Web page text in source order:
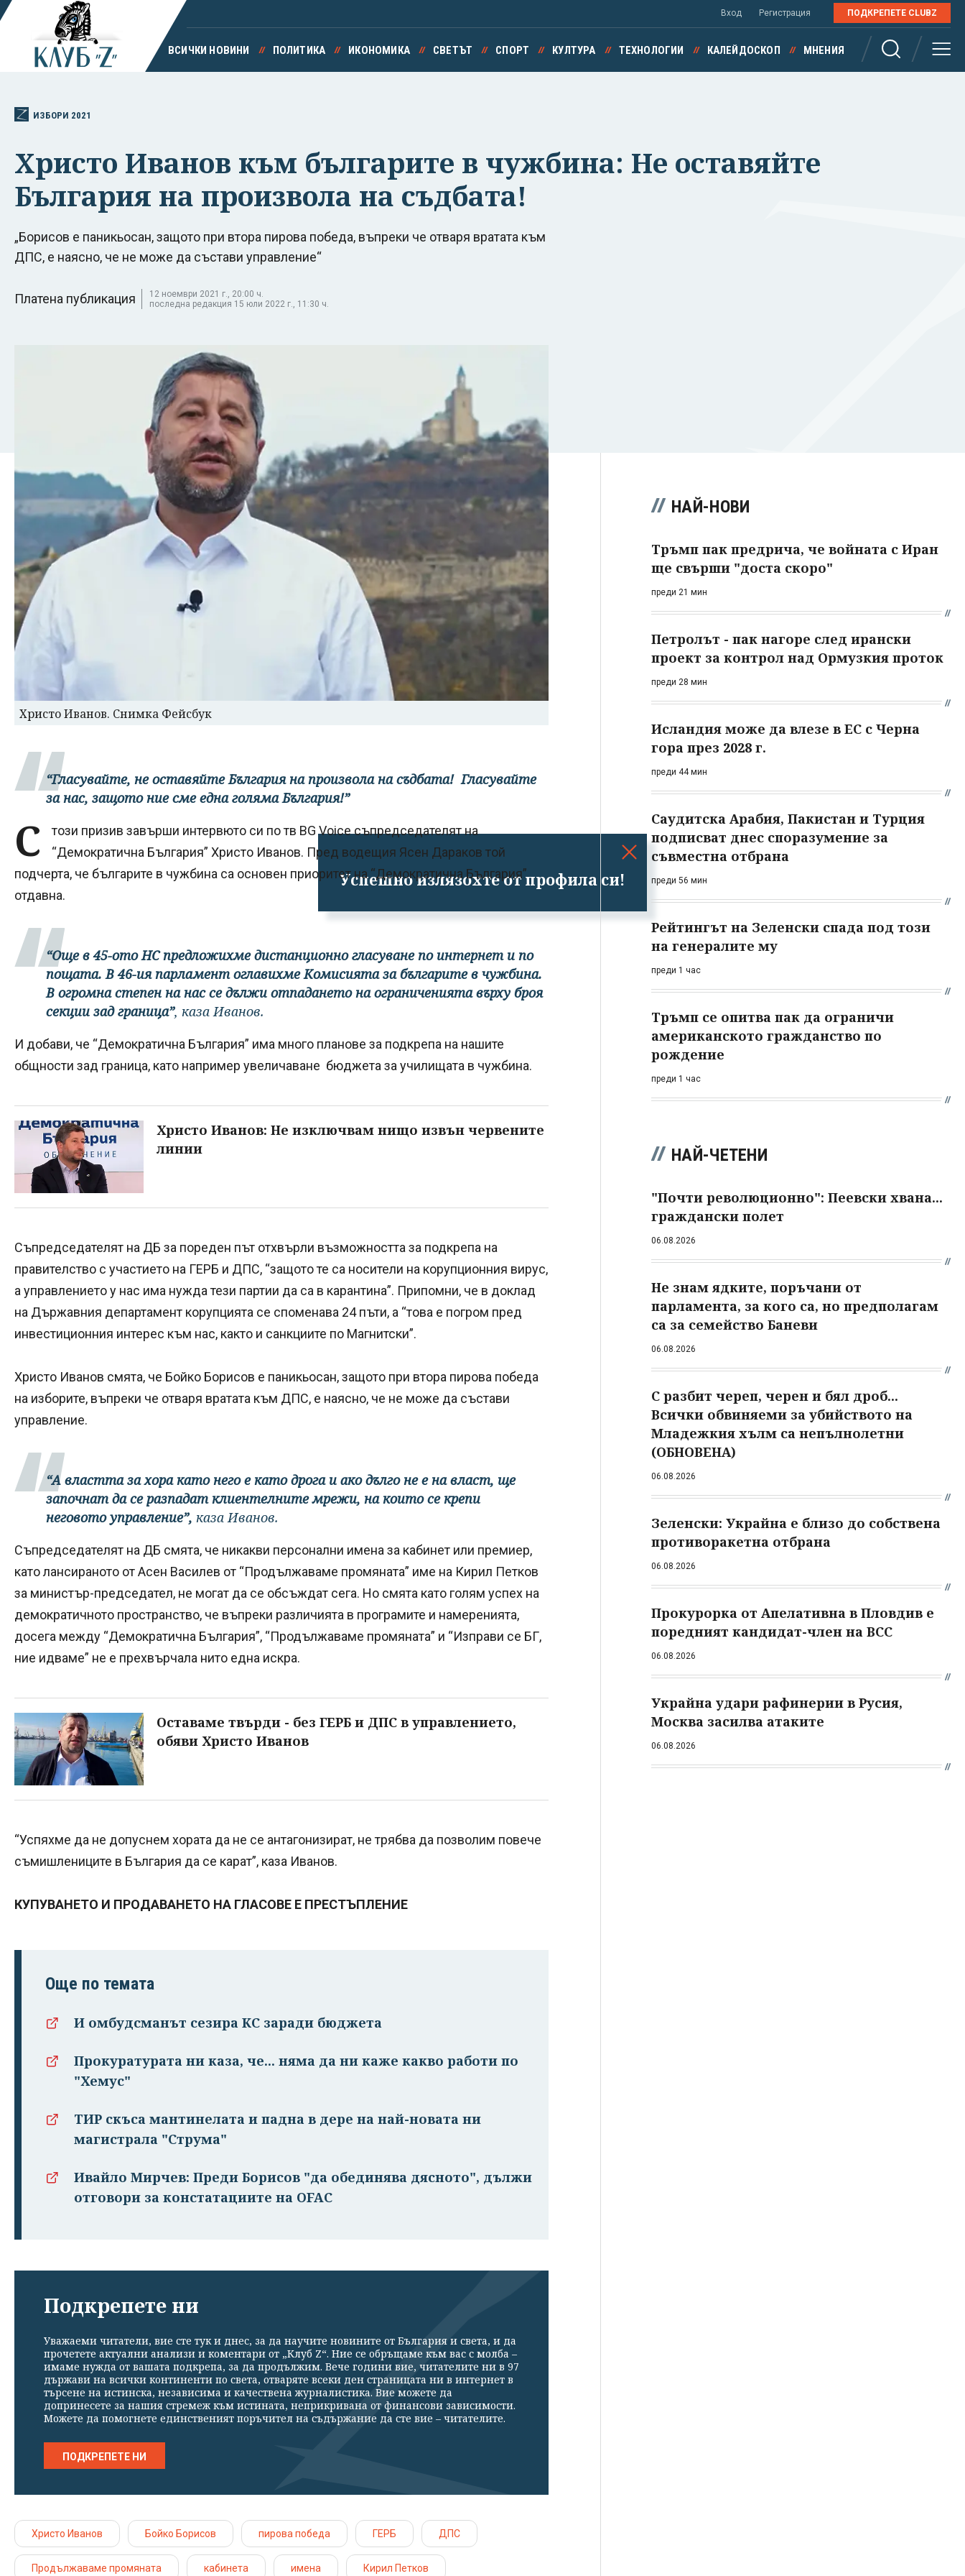
Успешно излязохте от профила си!
Вход Регистрация ПОДКРЕПЕТЕ CLUBZ
ВСИЧКИ НОВИНИ ПОЛИТИКА ИКОНОМИКА СВЕТЪТ СПОРТ КУЛТУРА ТЕХНОЛОГИИ КАЛЕЙДОСКОП МНЕНИЯ
ИЗБОРИ 2021
Христо Иванов към българите в чужбина: Не оставяйте
България на произвола на съдбата!
„Борисов е паникьосан, защото при втора пирова победа, въпреки че отваря вратата към
ДПС, е наясно, че не може да състави управление“
Платена публикация
12 ноември 2021 г., 20:00 ч.
последна редакция 15 юли 2022 г., 11:30 ч.
Христо Иванов. Снимка Фейсбук
“Гласувайте, не оставяйте България на произвола на съдбата! Гласувайте
за нас, защото ние сме една голяма България!”
С
този призив завърши интервюто си по тв BG Voice съпредседателят на
“Демократична България” Христо Иванов. Пред водещия Ясен Дараков той
подчерта, че българите в чужбина са основен приоритет на “Демократична България”
отдавна.
“Още в 45-ото НС предложихме дистанционно гласуване по интернет и по
пощата. В 46-ия парламент оглавихме Комисията за българите в чужбина.
В огромна степен на нас се дължи отпадането на ограниченията върху броя
секции зад граница”, каза Иванов.
И добави, че “Демократична България” има много планове за подкрепа на нашите
общности зад граница, като например увеличаване бюджета за училищата в чужбина.
Христо Иванов: Не изключвам нищо извън червените
линии
Съпредседателят на ДБ за пореден път отхвърли възможността за подкрепа на
правителство с участието на ГЕРБ и ДПС, “защото те са носители на корупционния вирус,
а управлението у нас има нужда тези партии да са в карантина”. Припомни, че в доклад
на Държавния департамент корупцията се споменава 24 пъти, а “това е погром пред
инвестиционния интерес към нас, както и санкциите по Магнитски”.
Христо Иванов смята, че Бойко Борисов е паникьосан, защото при втора пирова победа
на изборите, въпреки че отваря вратата към ДПС, е наясно, че не може да състави
управление.
“А властта за хора като него е като дрога и ако дълго не е на власт, ще
започнат да се разпадат клиентелните мрежи, на които се крепи
неговото управление”, каза Иванов.
Съпредседателят на ДБ смята, че никакви персонални имена за кабинет или премиер,
като лансираното от Асен Василев от “Продължаваме промяната” име на Кирил Петков
за министър-председател, не могат да се обсъждат сега. Но смята като голям успех на
демократичното пространство, че въпреки различията в програмите и намеренията,
досега между “Демократична България”, “Продължаваме промяната” и “Изправи се БГ,
ние идваме” не е прехвърчала нито една искра.
Оставаме твърди - без ГЕРБ и ДПС в управлението,
обяви Христо Иванов
“Успяхме да не допуснем хората да не се антагонизират, не трябва да позволим повече
съмишлениците в България да се карат”, каза Иванов.
КУПУВАНЕТО И ПРОДАВАНЕТО НА ГЛАСОВЕ Е ПРЕСТЪПЛЕНИЕ
Още по темата
И омбудсманът сезира КС заради бюджета
Прокуратурата ни каза, че... няма да ни каже какво работи по
"Хемус"
ТИР скъса мантинелата и падна в дере на най-новата ни
магистрала "Струма"
Ивайло Мирчев: Преди Борисов "да обединява дясното", дължи
отговори за констатациите на OFAC
Подкрепете ни
Уважаеми читатели, вие сте тук и днес, за да научите новините от България и света, и да
прочетете актуални анализи и коментари от „Клуб Z“. Ние се обръщаме към вас с молба –
имаме нужда от вашата подкрепа, за да продължим. Вече години вие, читателите ни в 97
държави на всички континенти по света, отваряте всеки ден страницата ни в интернет в
търсене на истинска, независима и качествена журналистика. Вие можете да
допринесете за нашия стремеж към истината, неприкривана от финансови зависимости.
Можете да помогнете единственият поръчител на съдържание да сте вие – читателите.
ПОДКРЕПЕТЕ НИ
Христо Иванов Бойко Борисов пирова победа ГЕРБ ДПС
Продължаваме промяната кабинета имена Кирил Петков
НАЙ-НОВИ
Тръмп пак предрича, че войната с Иран
ще свърши "доста скоро"
преди 21 мин
Петролът - пак нагоре след ирански
проект за контрол над Ормузкия проток
преди 28 мин
Исландия може да влезе в ЕС с Черна
гора през 2028 г.
преди 44 мин
Саудитска Арабия, Пакистан и Турция
подписват днес споразумение за
съвместна отбрана
преди 56 мин
Рейтингът на Зеленски спада под този
на генералите му
преди 1 час
Тръмп се опитва пак да ограничи
американското гражданство по
рождение
преди 1 час
НАЙ-ЧЕТЕНИ
"Почти революционно": Пеевски хвана...
граждански полет
06.08.2026
Не знам ядките, поръчани от
парламента, за кого са, но предполагам
са за семейство Баневи
06.08.2026
С разбит череп, черен и бял дроб...
Всички обвиняеми за убийството на
Младежкия хълм са непълнолетни
(ОБНОВЕНА)
06.08.2026
Зеленски: Украйна е близо до собствена
противоракетна отбрана
06.08.2026
Прокурорка от Апелативна в Пловдив е
поредният кандидат-член на ВСС
06.08.2026
Украйна удари рафинерии в Русия,
Москва засилва атаките
06.08.2026